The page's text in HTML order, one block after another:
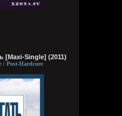
[Maxi-Single] (2011)
/ Post-Hardcore